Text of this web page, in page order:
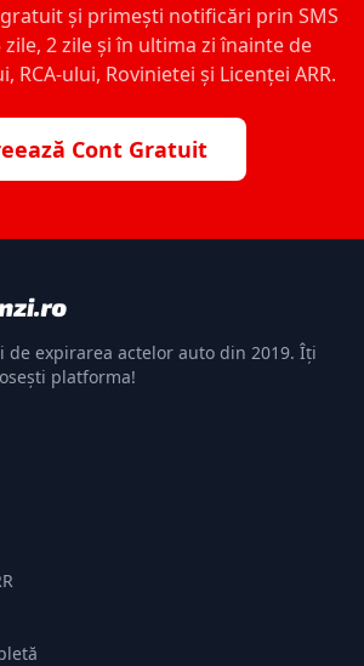
și primești notificări prin SMS
zile, 2 zile și în ultima zi înainte de
RCA-ului, Rovinietei și Licenței ARR.
Cont Gratuit
expirarea actelor auto din 2019. Îți
platforma!